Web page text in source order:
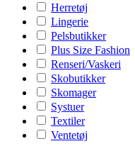
Herretøj
Lingerie
Pelsbutikker
Plus Size Fashion
Renseri/Vaskeri
Skobutikker
Skomager
Systuer
Textiler
Ventetøj